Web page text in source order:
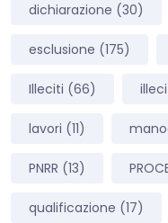
dichiarazione (30)
esclusione (175)
Illeciti (66)
lavori (11)
PNRR (13)
qualificazione (17)